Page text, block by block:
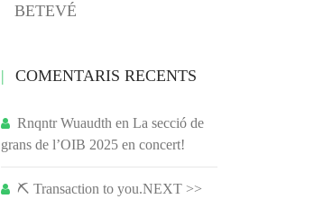
BETEVÉ
COMENTARIS RECENTS
Rnqntr Wuaudth en La secció de
grans de l’OIB 2025 en concert!
⛏ Transaction to you.NEXT >>